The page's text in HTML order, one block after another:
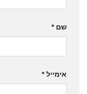
שם*
אימייל*